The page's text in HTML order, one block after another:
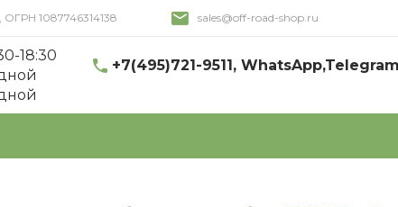
1087746314138 sales@off-road-shop.ru
18:30
+7(495)721-9511,